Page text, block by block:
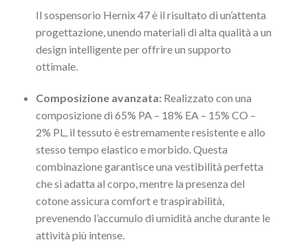
Il sospensorio Hernix 47 è il risultato di un’attenta
progettazione, unendo materiali di alta qualità a un
design intelligente per offrire un supporto
ottimale.
Composizione avanzata:Realizzato con una
composizione di 65% PA – 18% EA – 15% CO –
2% PL, il tessuto è estremamente resistente e allo
stesso tempo elastico e morbido. Questa
combinazione garantisce una vestibilità perfetta
che si adatta al corpo, mentre la presenza del
cotone assicura comfort e traspirabilità,
prevenendo l’accumulo di umidità anche durante le
attività più intense.